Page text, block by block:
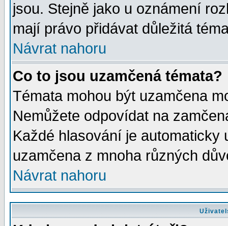
jsou. Stejně jako u oznámení
mají právo přidávat důležitá
Návrat nahoru
Co to jsou uzamčená témata?
Témata mohou být uzamčena
Nemůžete odpovídat na
Každé hlasování je automaticky
uzamčena z mnoha různých
Návrat nahoru